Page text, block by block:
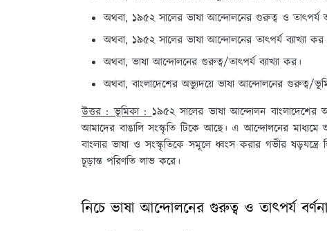
অথবা, ১৯৫২ সালের ভাষা আন্দোলনের গুরুত্ব ও
অথবা, ১৯৫২ সালের ভাষা আন্দোলনের তাৎপর্য ব্যাখ্যা কর
অথবা, ভাষা আন্দোলনের গুরুত্ব/তাৎপর্য ব্যাখ্যা কর।
অথবা, বাংলাদেশের অভ্যুদয়ে ভাষা আন্দোলনের গুরুত্ব/
উত্তর : ভূমিকা :১৯৫২ সালের ভাষা আন্দোলন বাংলাদেশের
আমাদের বাঙালি সংস্কৃতি টিকে আছে। এ আন্দোলনের মাধ্যমে
বাংলার ভাষা ও সংস্কৃতিকে সমূলে ধ্বংস করার গভীর
চূড়ান্ত পরিণতি লাভ করে।
নিচে ভাষা আন্দোলনের গুরুত্ব ও তাৎপর্য